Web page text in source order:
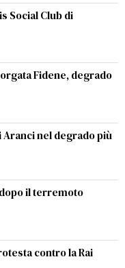
Social Club di
Fidene, degrado
Aranci nel degrado più
dopo il terremoto
contro la Rai